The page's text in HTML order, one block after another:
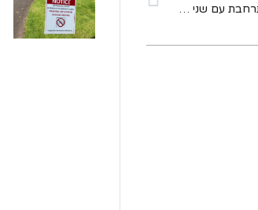
יצרנית מעבירים מותאמת אישית Vivo מתרחבת עם שני מוצרים חדשים